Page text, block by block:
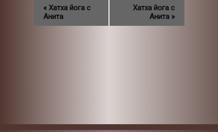
« Хатха йога с
Анита
Хатха йога с
Анита »